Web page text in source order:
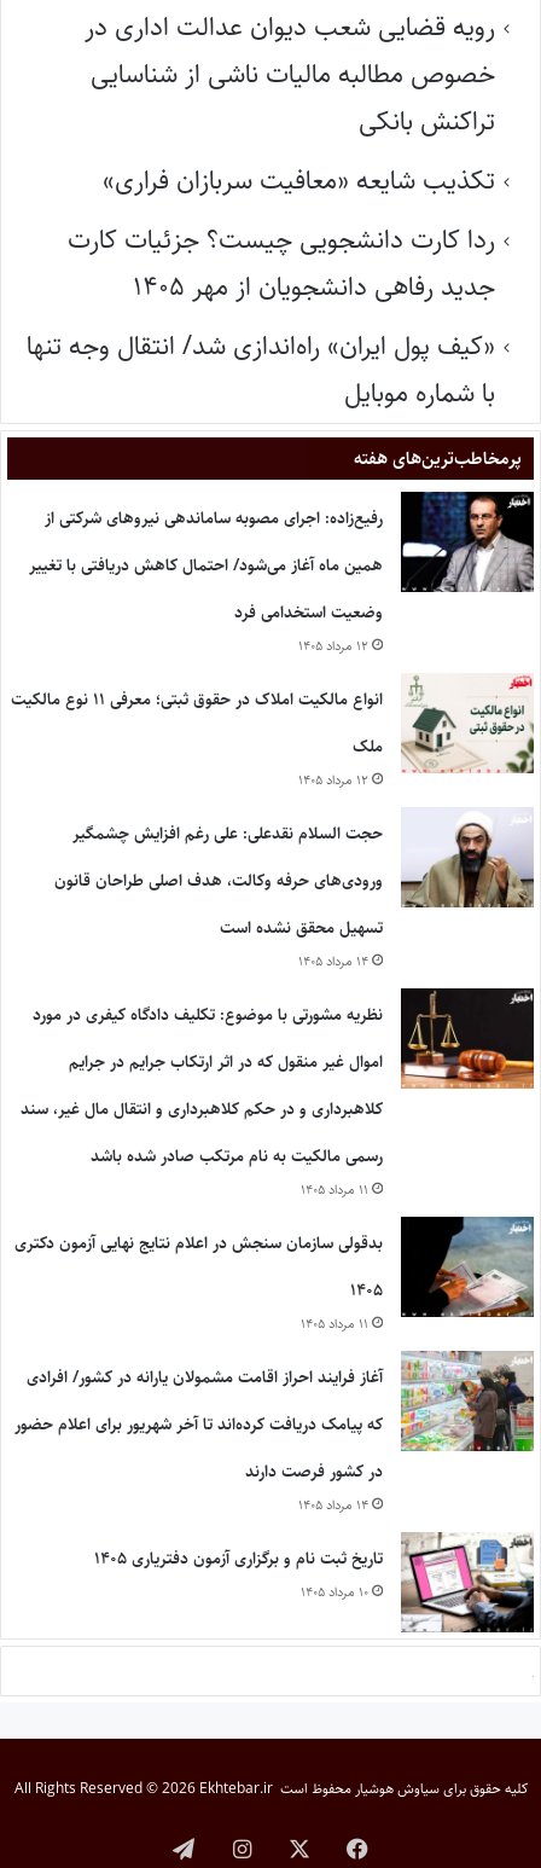
رویه قضایی شعب دیوان عدالت اداری در
خصوص مطالبه مالیات ناشی از شناسایی
تراکنش بانکی
تکذیب شایعه «معافیت سربازان فراری»
ردا کارت دانشجویی چیست؟ جزئیات کارت
جدید رفاهی دانشجویان از مهر ۱۴۰۵
«کیف پول ایران» راه‌اندازی شد/ انتقال وجه تنها
با شماره موبایل
پر‌مخاطب‌ترین‌های هفته
رفیع‌زاده: اجرای مصوبه ساماندهی نیروهای شرکتی از
همین ماه آغاز می‌شود/ احتمال کاهش دریافتی با تغییر
وضعیت استخدامی فرد
۱۲ مرداد ۱۴۰۵
انواع مالکیت املاک در حقوق ثبتی؛ معرفی ۱۱ نوع مالکیت
ملک
۱۲ مرداد ۱۴۰۵
حجت السلام نقدعلی: علی رغم افزایش چشمگیر
ورودی‌های حرفه وکالت، هدف اصلی طراحان قانون
تسهیل محقق نشده است
۱۴ مرداد ۱۴۰۵
نظریه مشورتی با موضوع: تکلیف دادگاه کیفری در مورد
اموال غیر منقول که در اثر ارتکاب جرایم در جرایم
کلاهبرداری و در حکم کلاهبرداری و انتقال مال غیر، سند
رسمی مالکیت به نام مرتکب صادر شده باشد
۱۱ مرداد ۱۴۰۵
بدقولی سازمان سنجش در اعلام نتایج نهایی آزمون دکتری
۱۴۰۵
۱۱ مرداد ۱۴۰۵
آغاز فرایند احراز اقامت مشمولان یارانه در کشور/ افرادی
که پیامک دریافت کرده‌اند تا آخر شهریور برای اعلام حضور
در کشور فرصت دارند
۱۴ مرداد ۱۴۰۵
تاریخ ثبت نام و برگزاری آزمون دفتریاری ۱۴۰۵
۱۰ مرداد ۱۴۰۵
کلیه حقوق برایسیاوش هوشیار محفوظ است All Rights Reserved © 2026 Ekhtebar.ir